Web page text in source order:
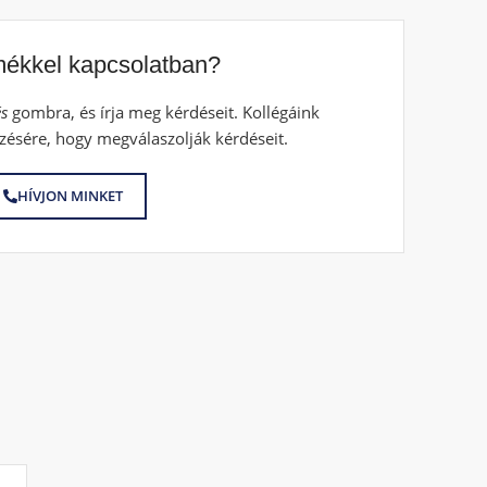
kapcsolatban?
gombra, és írja meg kérdéseit. Kollégáink
hogy megválaszolják kérdéseit.
HÍVJON MINKET